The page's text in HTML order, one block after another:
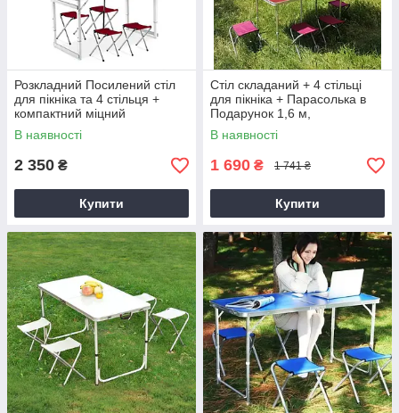
Розкладний Посилений стіл
для пікніка та 4 стільця +
компактний міцний
парасолька 1,6 м у
ПОДАРУНОК!
В наявності
2 350 ₴
Купити
Стіл складаний + 4 стільці
для пікніка + Парасолька в
Подарунок 1,6 м,
туристичний столик.
В наявності
1 690 ₴ 1 741 ₴
Купити